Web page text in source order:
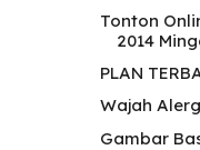
Tonton
2014
PLAN
Wajah
Gambar